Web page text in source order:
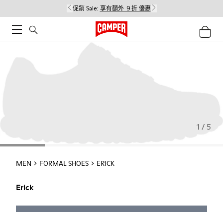
促銷 Sale: 享有額外 ９折 優惠
1 / 5
MEN FORMAL SHOES ERICK
Erick